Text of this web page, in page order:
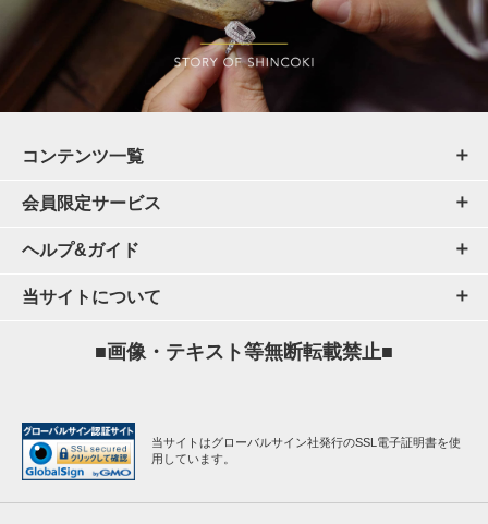
コンテンツ一覧
会員限定サービス
ヘルプ&ガイド
当サイトについて
■画像・テキスト等無断転載禁止■
当サイトはグローバルサイン社発行のSSL電子証明書を使
用しています。